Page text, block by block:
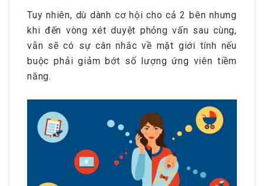
Tuy nhiên, dù dành cơ hội cho cả 2 bên nhưng
khi đến vòng xét duyệt phỏng vấn sau cùng,
vẫn sẽ có sự cân nhắc về mặt giới tính nếu
buộc phải giảm bớt số lượng ứng viên tiềm
năng.